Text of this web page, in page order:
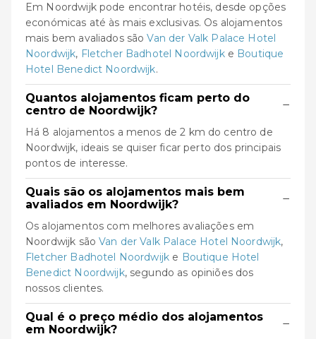
Em Noordwijk pode encontrar hotéis, desde opções
económicas até às mais exclusivas. Os alojamentos
mais bem avaliados sãoVan der Valk Palace Hotel
Noordwijk, Fletcher Badhotel Noordwijke Boutique
Hotel Benedict Noordwijk.
Quantos alojamentos ficam perto do
centro de Noordwijk?
−
Há 8 alojamentos a menos de 2 km do centro de
Noordwijk, ideais se quiser ficar perto dos principais
pontos de interesse.
Quais são os alojamentos mais bem
avaliados em Noordwijk?
−
Os alojamentos com melhores avaliações em
Noordwijk sãoVan der Valk Palace Hotel Noordwijk,
Fletcher Badhotel Noordwijk e Boutique Hotel
Benedict Noordwijk, segundo as opiniões dos
nossos clientes.
Qual é o preço médio dos alojamentos
em Noordwijk?
−